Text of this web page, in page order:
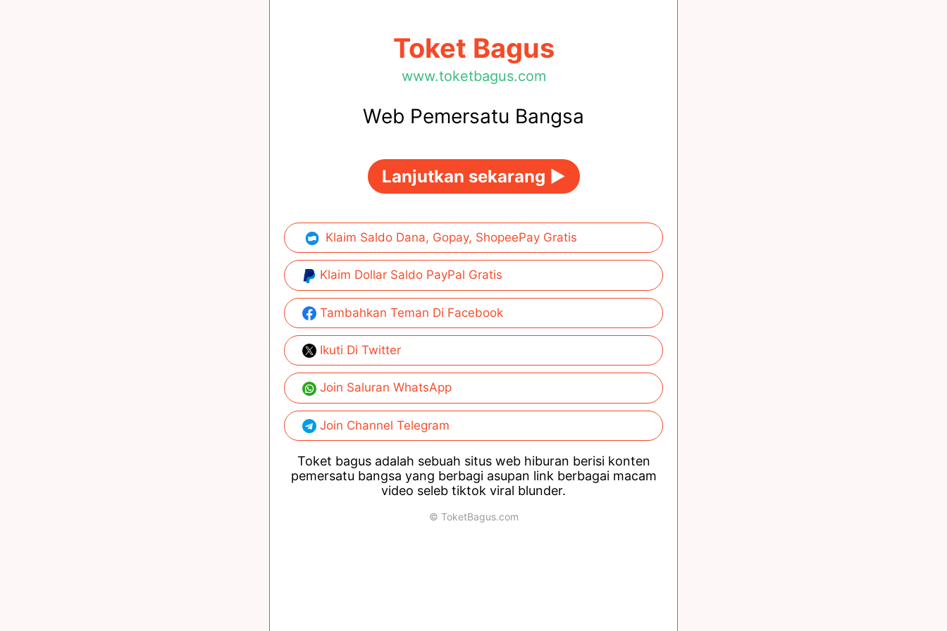
Toket Bagus
www.toketbagus.com
Web Pemersatu Bangsa
Lanjutkan sekarang ►
Klaim Saldo Dana, Gopay, ShopeePay Gratis
Klaim Dollar Saldo PayPal Gratis
Tambahkan Teman Di Facebook
Ikuti Di Twitter
Join Saluran WhatsApp
Join Channel Telegram
Toket bagus adalah sebuah situs web hiburan berisi konten
pemersatu bangsa yang berbagi asupan link berbagai macam
video seleb tiktok viral blunder.
© ToketBagus.com